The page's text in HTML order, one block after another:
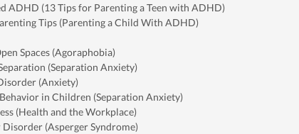
ADHD (13 Tips for Parenting a Teen with ADHD)
Tips (Parenting a Child With ADHD)
Spaces (Agoraphobia)
(Separation Anxiety)
(Anxiety)
in Children (Separation Anxiety)
(Health and the Workplace)
Disorder (Asperger Syndrome)